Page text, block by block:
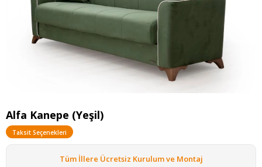
Alfa Kanepe (Yeşil)
Taksit Seçenekleri
Tüm İllere Ücretsiz Kurulum ve Montaj